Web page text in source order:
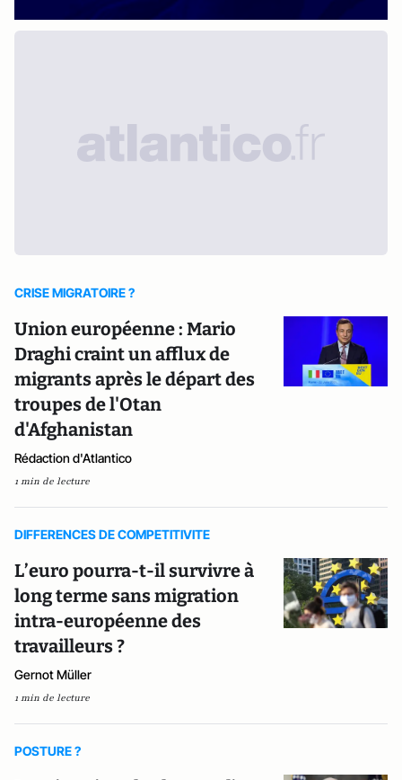
CRISE MIGRATOIRE ?
Union européenne : Mario
Draghi craint un afflux de
migrants après le départ des
troupes de l'Otan
d'Afghanistan
Rédaction d'Atlantico
1 min de lecture
DIFFERENCES DE COMPETITIVITE
L’euro pourra-t-il survivre à
long terme sans migration
intra-européenne des
travailleurs ?
Gernot Müller
1 min de lecture
POSTURE ?